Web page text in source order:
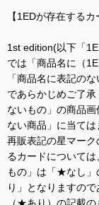
【1EDが存在するカ
1st edition(以下「
では「商品名に（
「商品名に表記の
であらかじめご了
ないもの」の商品
ない商品」に当ては
再販表記の星マー
るカードについて
もの」は「★なし」
り」となりますの